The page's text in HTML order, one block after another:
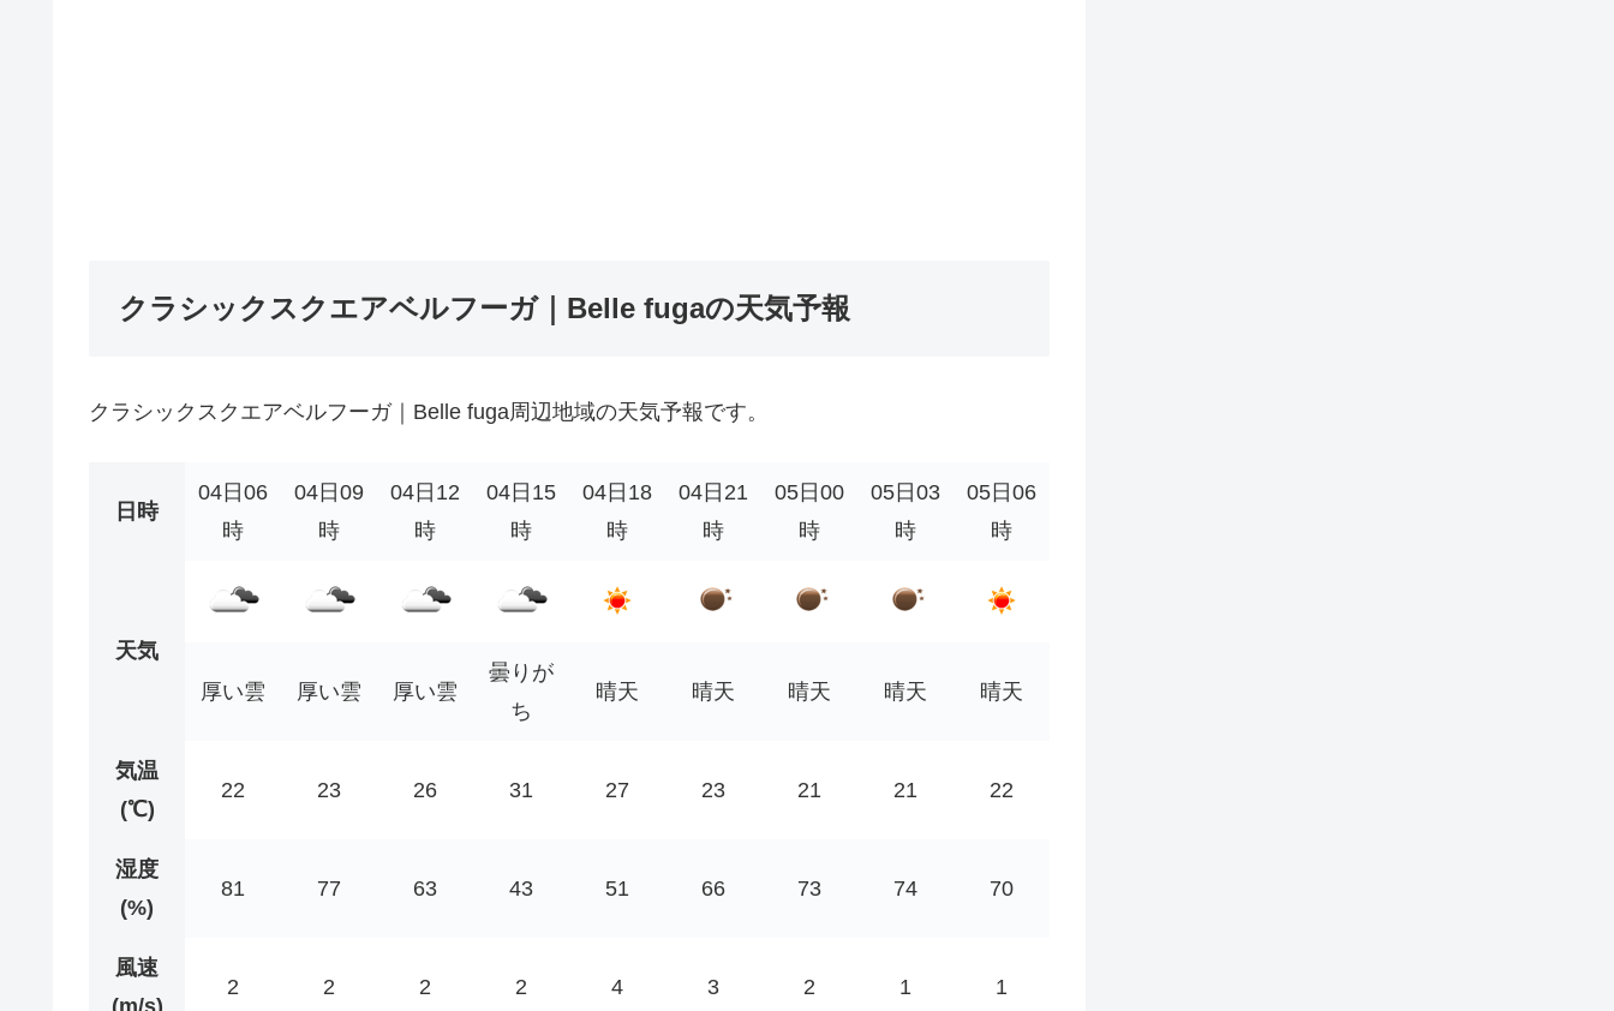
クラシックスクエアベルフーガ｜Belle fugaの天気予報
クラシックスクエアベルフーガ｜Belle fuga周辺地域の天気予報です。
日時
04日06
時
04日09
時
04日12
時
04日15
時
04日18
時
04日21
時
05日00
時
05日03
時
05日06
時
天気
厚い雲
厚い雲 厚い雲
曇りが
ち
晴天 晴天 晴天 晴天 晴天
気温
(℃)
22 23 26 31 27 23 21 21 22
湿度
(%)
81 77 63 43 51 66 73 74 70
風速
(m/s)
2 2 2 2 4 3 2 1 1